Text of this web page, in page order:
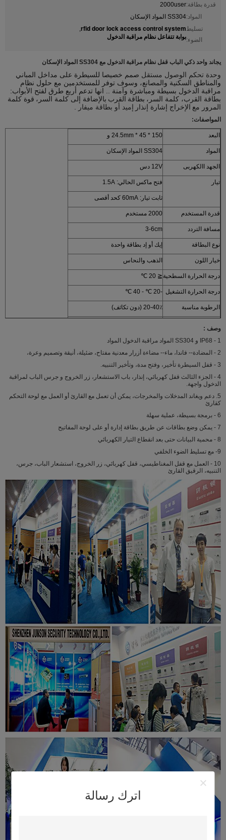
اترك رسالة
قدرة بطاقة:2000user
المواد:SS304 المواد الإسكان
تسليط
الضوء:
rfid door lock access control system
,
بوابة تتفاعل نظام مراقبة الدخول
يجاند واحد ذكي الباب قفل نظام مراقبة الدخول مع SS304 المواد الإسكان
وحدة تحكم الوصول مستقل صمم خصيصا للسيطرة على مداخل المباني
والمناطق السكنية والمصانع، وسوف توفر للمستخدمين مع حلول نظام
مراقبة الدخول بسيطة ومباشرة وآمنة .. انها تدعم أربع طرق لفتح الأبواب:
بطاقة القرب، كلمة السر، بطاقة القرب بالإضافة إلى كلمة السر، قوة كلمة
المرور مع الإخراج إشارة إنذار إميد أو بطاقة ميفار
المواصفات:
البعد 150 * 45 * 24.5mm و
المواد SS304 المواد الإسكان
الجهد االكهربى 12V دس
تيار فتح ماكس الحالي: 1.5A
ثابت تيار: 60mA كحد أقصى
قدرة المستخدم 2000 مستخدم
مسافة التردد 3-6cm
نوع البطاقة إيك أو إد بطاقة واحدة
خيار اللون الذهب والنحاس
درجة الحرارة السطحية ≦ 20 ℃
درجة الحرارة التشغيل -20 ℃ - 40 ℃
الرطوبة مناسبة 20-40٪ (دون تكاثف)
الباب وقت التتابع 1-99S
وزن: 0.45KG
التعبئة القياسية: 30PC
حجم الكرتون:
وصف :
1 - IP68 و SS304 المواد مراقبة الدخول المواد
2 - المضادة-- فاندا، ماء-- مضاءة أزرار معدنية مفتاح، ضئيلة، أنيقة وتصميم وعرة،
3 - قفل السيطرة تأخير، وفتح مدة، وتأخير التنبيه.
4 - الجزء الثالث قفل كهربائي، إنذار، باب الاستشعار، زر الخروج و جرس الباب لمراقبة
الدخول واجهة.
5. دعم ويغاند المدخلات والمخرجات، يمكن أن تعمل مع القارئ أو العمل مع لوحة التحكم
كقارئ
6 - برمجة بسيطة، عملية سهلة
7 - يمكن وضع بطاقات عن طريق بطاقة إدارة أو على لوحة المفاتيح
8 - محمية البيانات حتى بعد انقطاع التيار الكهربائي
9- مع تسليط الضوء الخلفي
10 - العمل مع قفل المغناطيسي، قفل كهربائي، زر الخروج، استشعار الباب، جرس،
التنبيه، الرقيق القارئ